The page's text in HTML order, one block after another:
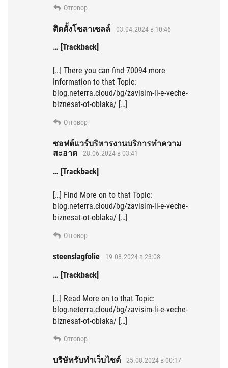
Отговор
ติดตั้งโซลาเซลล์ 03.04.2024 в 10:46
… [Trackback]
[…] There you can find 70094 more
Information to that Topic:
blog.neterra.cloud/bg/zavisim-li-e-veche-
biznesat-ot-oblaka/ […]
Отговор
ซอฟต์แวร์บริหารงานบริการทำความ
สะอาด
28.06.2024 в 03:41
… [Trackback]
[…] Find More on to that Topic:
blog.neterra.cloud/bg/zavisim-li-e-veche-
biznesat-ot-oblaka/ […]
Отговор
steenslagfolie 19.08.2024 в 23:08
… [Trackback]
[…] Read More on to that Topic:
blog.neterra.cloud/bg/zavisim-li-e-veche-
biznesat-ot-oblaka/ […]
Отговор
บริษัทรับทำเว็บไซต์ 25.08.2024 в 00:17